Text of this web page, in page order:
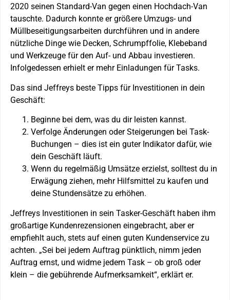
2020 seinen Standard-Van gegen einen Hochdach-Van
tauschte. Dadurch konnte er größere Umzugs- und
Müllbeseitigungsarbeiten durchführen und in andere
nützliche Dinge wie Decken, Schrumpffolie, Klebeband
und Werkzeuge für den Auf- und Abbau investieren.
Infolgedessen erhielt er mehr Einladungen für Tasks.
Das sind Jeffreys beste Tipps für Investitionen in dein
Geschäft:
Beginne bei dem, was du dir leisten kannst.
Verfolge Änderungen oder Steigerungen bei Task-
Buchungen – dies ist ein guter Indikator dafür, wie
dein Geschäft läuft.
Wenn du regelmäßig Umsätze erzielst, solltest du in
Erwägung ziehen, mehr Hilfsmittel zu kaufen und
deine Stundensätze zu erhöhen.
Jeffreys Investitionen in sein Tasker-Geschäft haben ihm
großartige Kundenrezensionen eingebracht, aber er
empfiehlt auch, stets auf einen guten Kundenservice zu
achten. „Sei bei jedem Auftrag pünktlich, nimm jeden
Auftrag ernst, und widme jedem Task – ob groß oder
klein – die gebührende Aufmerksamkeit“, erklärt er.